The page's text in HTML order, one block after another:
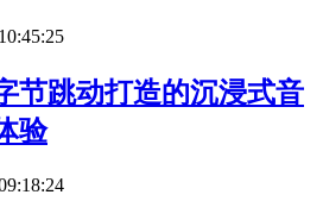
节跳动打造的沉浸式音
验